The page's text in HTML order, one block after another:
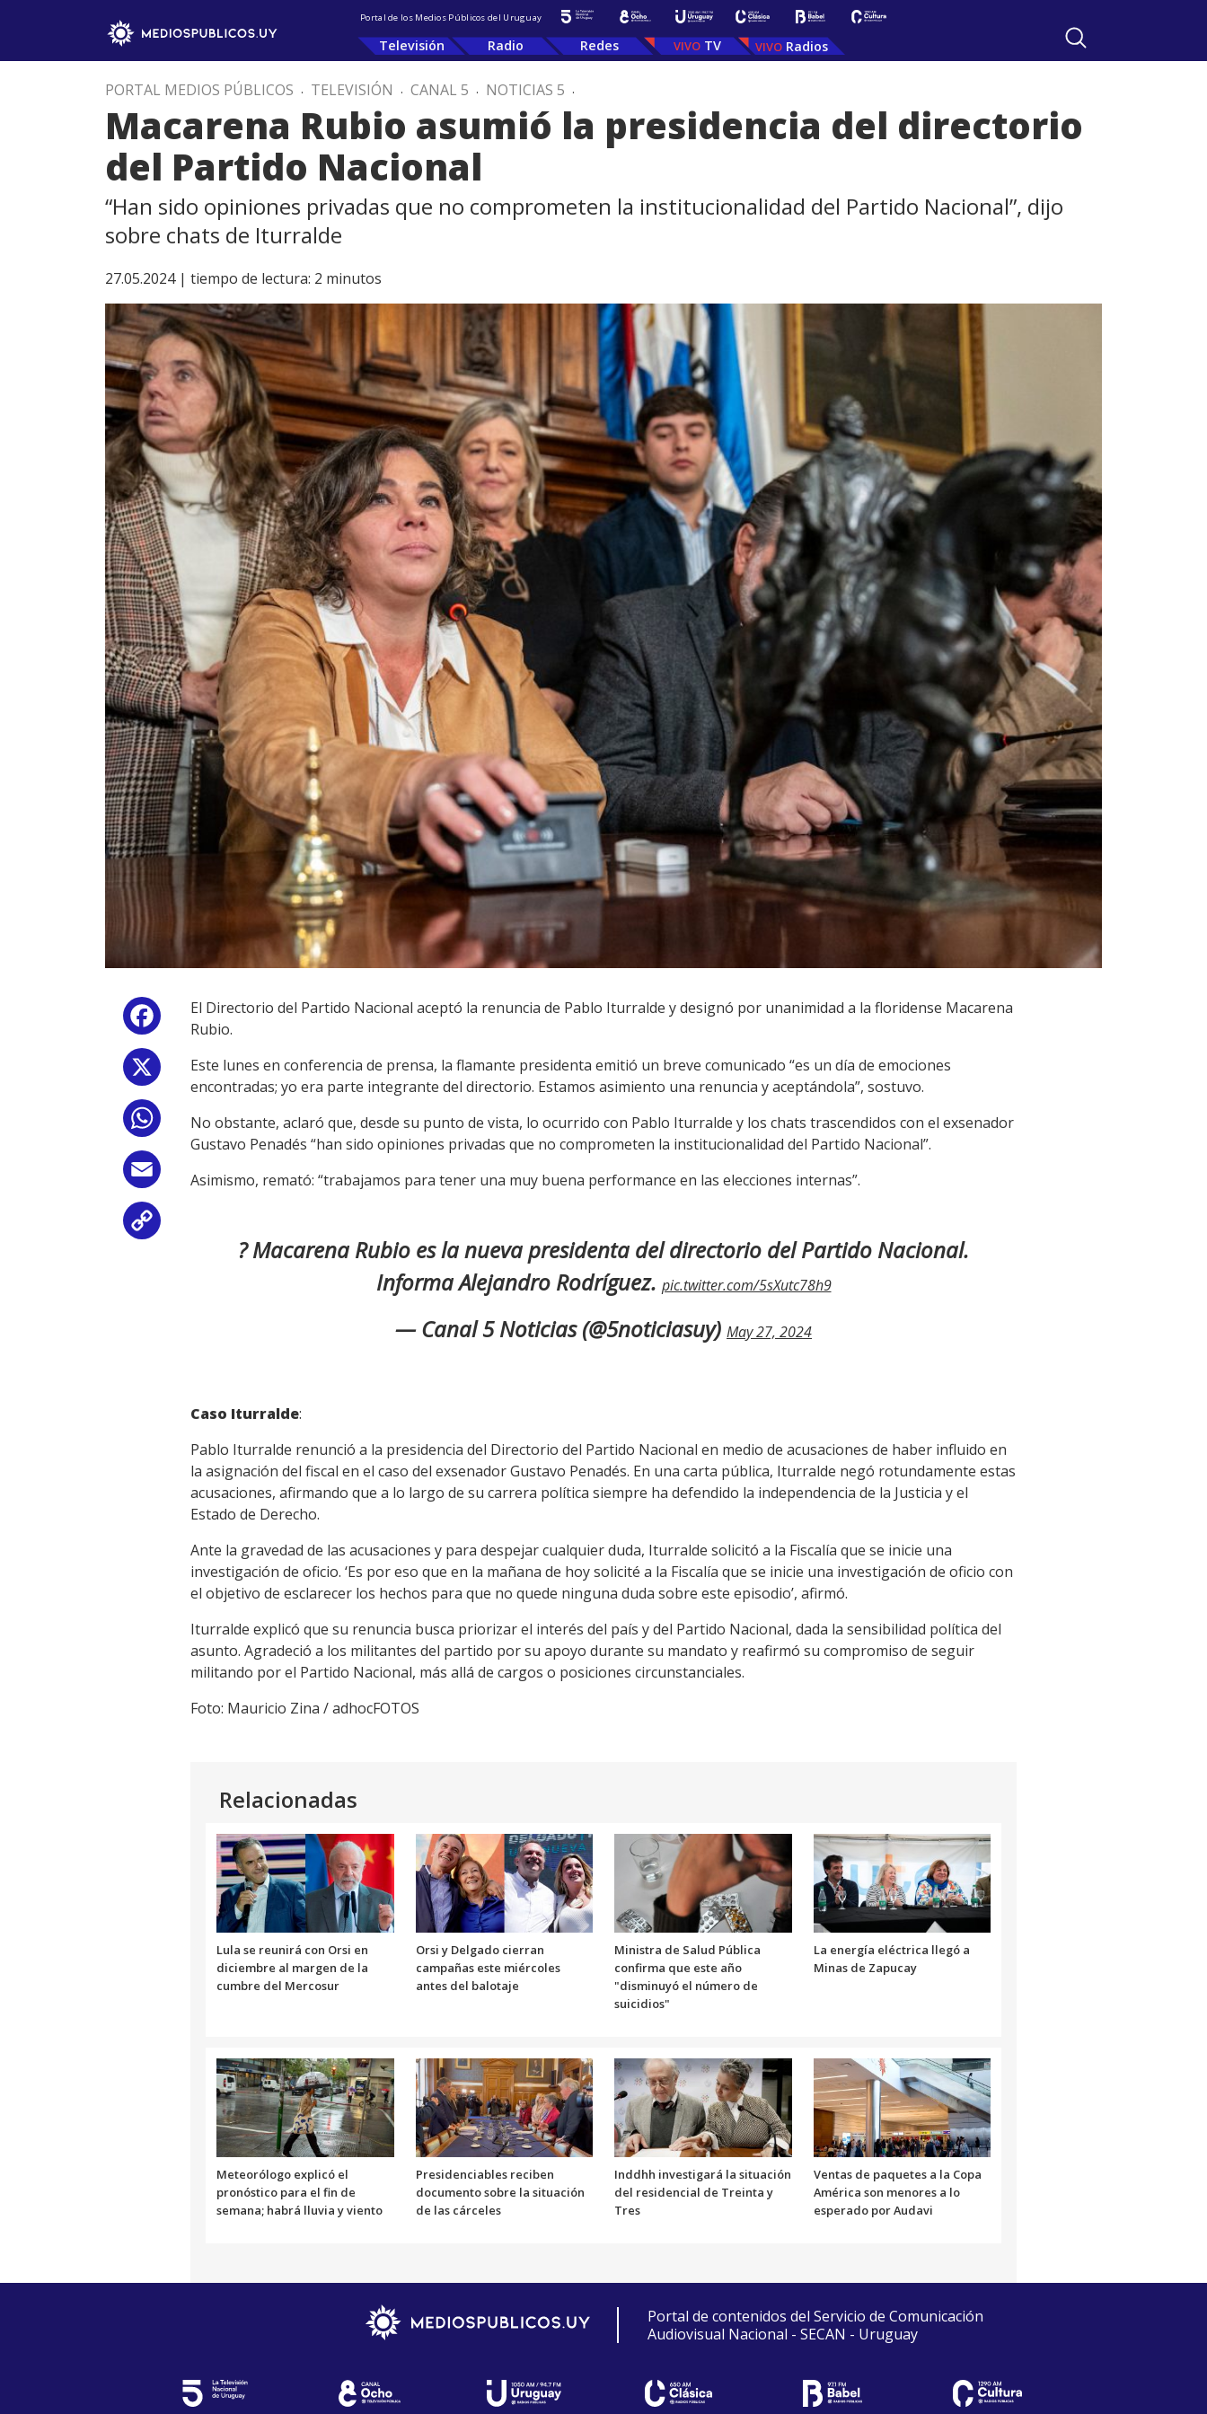
Portal de los Medios Públicos del Uruguay
Televisión Radio Redes TV Radios
PORTAL MEDIOS PÚBLICOS . TELEVISIÓN . CANAL 5 . NOTICIAS 5 .
Macarena Rubio asumió la presidencia del directorio
del Partido Nacional
“Han sido opiniones privadas que no comprometen la institucionalidad del Partido Nacional”, dijo
sobre chats de Iturralde
27.05.2024 | tiempo de lectura: 2 minutos
Facebook
WhatsApp
Email
El Directorio del Partido Nacional aceptó la renuncia de Pablo Iturralde y designó por unanimidad a la floridense Macarena
Rubio.
Este lunes en conferencia de prensa, la flamante presidenta emitió un breve comunicado “es un día de emociones
encontradas; yo era parte integrante del directorio. Estamos asimiento una renuncia y aceptándola”, sostuvo.
No obstante, aclaró que, desde su punto de vista, lo ocurrido con Pablo Iturralde y los chats trascendidos con el exsenador
Gustavo Penadés “han sido opiniones privadas que no comprometen la institucionalidad del Partido Nacional”.
Asimismo, remató: “trabajamos para tener una muy buena performance en las elecciones internas”.
? Macarena Rubio es la nueva presidenta del directorio del Partido Nacional.
Informa Alejandro Rodríguez. pic.twitter.com/5sXutc78h9
— Canal 5 Noticias (@5noticiasuy) May 27, 2024
Caso Iturralde:
Pablo Iturralde renunció a la presidencia del Directorio del Partido Nacional en medio de acusaciones de haber influido en
la asignación del fiscal en el caso del exsenador Gustavo Penadés. En una carta pública, Iturralde negó rotundamente estas
acusaciones, afirmando que a lo largo de su carrera política siempre ha defendido la independencia de la Justicia y el
Estado de Derecho.
Ante la gravedad de las acusaciones y para despejar cualquier duda, Iturralde solicitó a la Fiscalía que se inicie una
investigación de oficio. ‘Es por eso que en la mañana de hoy solicité a la Fiscalía que se inicie una investigación de oficio con
el objetivo de esclarecer los hechos para que no quede ninguna duda sobre este episodio’, afirmó.
Iturralde explicó que su renuncia busca priorizar el interés del país y del Partido Nacional, dada la sensibilidad política del
asunto. Agradeció a los militantes del partido por su apoyo durante su mandato y reafirmó su compromiso de seguir
militando por el Partido Nacional, más allá de cargos o posiciones circunstanciales.
Foto: Mauricio Zina / adhocFOTOS
Relacionadas
Lula se reunirá con Orsi en
diciembre al margen de la
cumbre del Mercosur
Orsi y Delgado cierran
campañas este miércoles
antes del balotaje
Ministra de Salud Pública
confirma que este año
"disminuyó el número de
suicidios"
La energía eléctrica llegó a
Minas de Zapucay
Meteorólogo explicó el
pronóstico para el fin de
semana; habrá lluvia y viento
Presidenciables reciben
documento sobre la situación
de las cárceles
Inddhh investigará la situación
del residencial de Treinta y
Tres
Ventas de paquetes a la Copa
América son menores a lo
esperado por Audavi
Portal de contenidos del Servicio de Comunicación
Audiovisual Nacional - SECAN - Uruguay